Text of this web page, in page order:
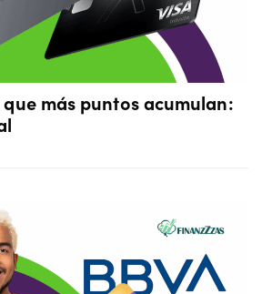
más puntos acumulan: